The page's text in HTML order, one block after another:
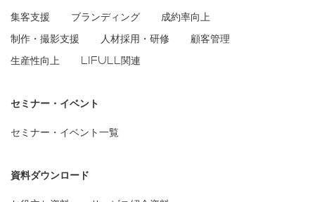
集客支援 ブランディング
成約率向上
制作・撮影支援
人材採用・研修
顧客管理
生産性向上
LIFULL関連
セミナー・イベント
セミナー・イベント一覧
資料ダウンロード